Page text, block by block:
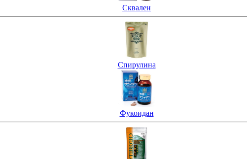
Сквален
Спирулина
Фукоидан